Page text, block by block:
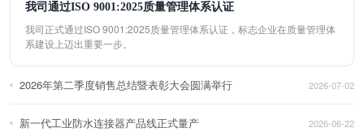
我司通过ISO 9001:2025质量管理体系认证
我司正式通过ISO 9001:2025质量管理体系认证，标志企业在质量管理体
系建设上迈出重要一步。
2026年第二季度销售总结暨表彰大会圆满举行 2026-07-02
新一代工业防水连接器产品线正式量产 2026-06-22